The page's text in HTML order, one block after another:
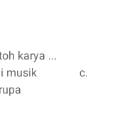
karya ...
musik
c.